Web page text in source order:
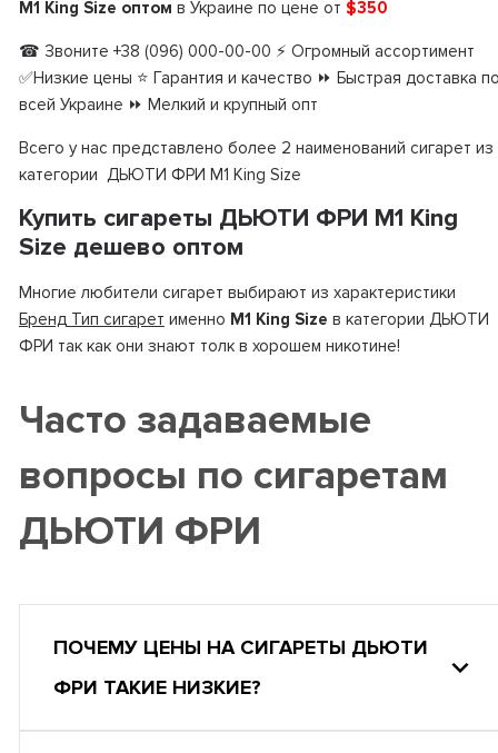
M1 King Size оптом в Украине по цене от $350
☎ Звоните +38 (096) 000-00-00 ⚡ Огромный ассортимент
✅Низкие цены ⭐ Гарантия и качество ⏩ Быстрая доставка
всей Украине ⏩ Мелкий и крупный опт
Всего у нас представлено более 2 наименований сигарет из
категории ДЬЮТИ ФРИ M1 King Size
Купить сигареты ДЬЮТИ ФРИ M1 King
Size дешево оптом
Многие любители сигарет выбирают из характеристики
Бренд Тип сигарет именно M1 King Size в категории ДЬЮТИ
ФРИ так как они знают толк в хорошем никотине!
Часто задаваемые
вопросы по сигаретам
ДЬЮТИ ФРИ
ПОЧЕМУ ЦЕНЫ НА СИГАРЕТЫ ДЬЮТИ
ФРИ ТАКИЕ НИЗКИЕ?